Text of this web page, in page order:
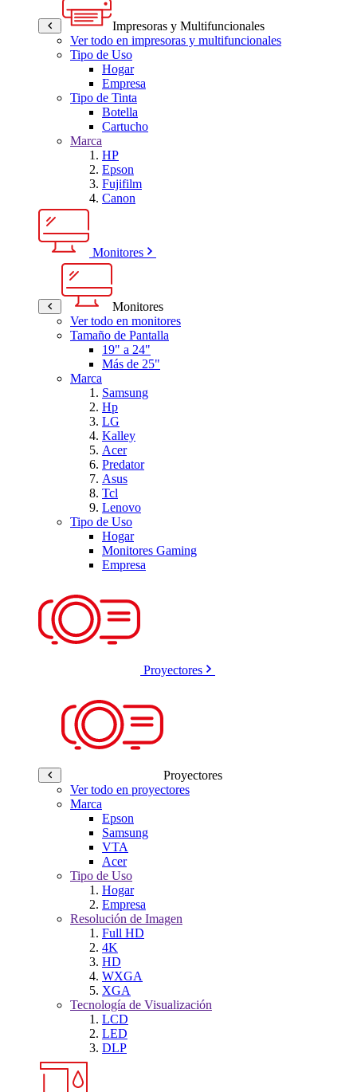
Impresoras y Multifuncionales
Ver todo en impresoras y multifuncionales
Tipo de Uso
Hogar
Empresa
Tipo de Tinta
Botella
Cartucho
Marca
HP
Epson
Fujifilm
Canon
Monitores
Monitores
Ver todo en monitores
Tamaño de Pantalla
19" a 24"
Más de 25"
Marca
Samsung
Hp
LG
Kalley
Acer
Predator
Asus
Tcl
Lenovo
Tipo de Uso
Hogar
Monitores Gaming
Empresa
Proyectores
Proyectores
Ver todo en proyectores
Marca
Epson
Samsung
VTA
Acer
Tipo de Uso
Hogar
Empresa
Resolución de Imagen
Full HD
4K
HD
WXGA
XGA
Tecnología de Visualización
LCD
LED
DLP